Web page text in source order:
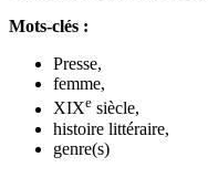
Mots-clés :
Presse,
femme,
XIXe siècle,
histoire littéraire,
genre(s)